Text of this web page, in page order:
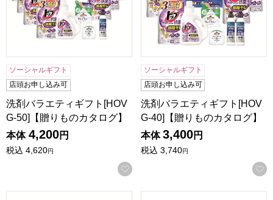
ソーシャルギフト
店頭お申し込み可
洗剤バラエティギフト[HOV
G-50]【贈りものカタログ】
本体 4,200円
税込 4,620円
お気に入りに登録する
ソーシャルギフト
店頭お申し込み可
洗剤バラエティギフト[HOV
G-40]【贈りものカタログ】
本体 3,400円
税込 3,740円